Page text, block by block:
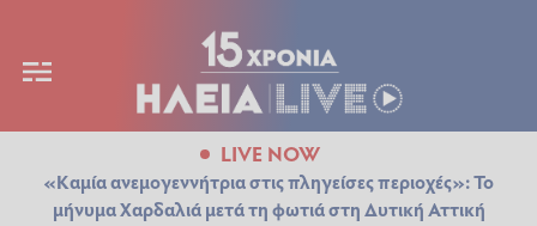
LIVE NOW
«Καμία ανεμογεννήτρια στις πληγείσες περιοχές»: Το
μήνυμα Χαρδαλιά μετά τη φωτιά στη Δυτική Αττική